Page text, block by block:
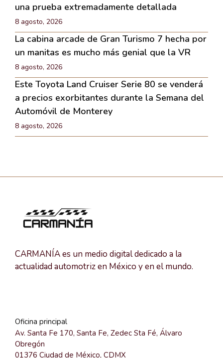
una prueba extremadamente detallada
8 agosto, 2026
La cabina arcade de Gran Turismo 7 hecha por
un manitas es mucho más genial que la VR
8 agosto, 2026
Este Toyota Land Cruiser Serie 80 se venderá
a precios exorbitantes durante la Semana del
Automóvil de Monterey
8 agosto, 2026
CARMANÍA es un medio digital dedicado a la
actualidad automotriz en México y en el mundo.
Oficina principal
Av. Santa Fe 170, Santa Fe, Zedec Sta Fé, Álvaro
Obregón
01376 Ciudad de México, CDMX